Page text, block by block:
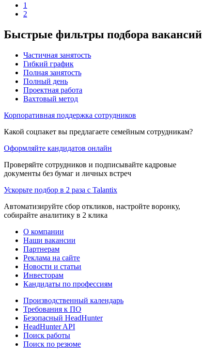
1
2
Быстрые фильтры подбора вакансий
Частичная занятость
Гибкий график
Полная занятость
Полный день
Проектная работа
Вахтовый метод
Корпоративная поддержка сотрудников
Какой соцпакет вы предлагаете семейным сотрудникам?
Оформляйте кандидатов онлайн
Проверяйте сотрудников и подписывайте кадровые
документы без бумаг и личных встреч
Ускорьте подбор в 2 раза с Talantix
Автоматизируйте сбор откликов, настройте воронку,
собирайте аналитику в 2 клика
О компании
Наши вакансии
Партнерам
Реклама на сайте
Новости и статьи
Инвесторам
Кандидаты по профессиям
Производственный календарь
Требования к ПО
Безопасный HeadHunter
HeadHunter API
Поиск работы
Поиск по резюме